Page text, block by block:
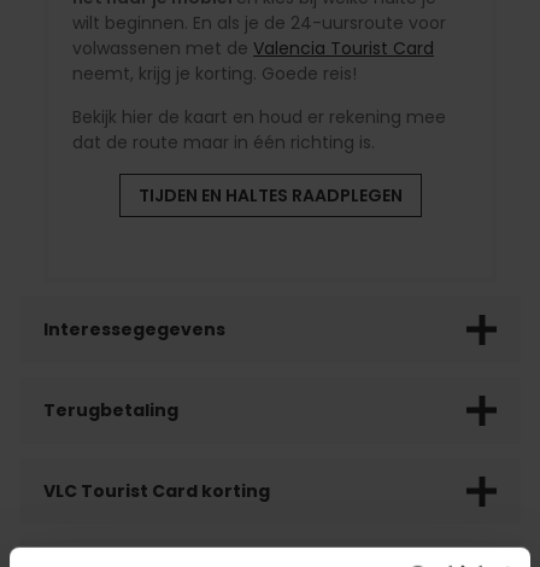
wilt beginnen. En als je de 24-uursroute voor
volwassenen met de Valencia Tourist Card
neemt, krijg je korting. Goede reis!
Bekijk hier de kaart en houd er rekening mee
dat de route maar in één richting is.
TIJDEN EN HALTES RAADPLEGEN
Interessegegevens
Terugbetaling
VLC Tourist Card korting